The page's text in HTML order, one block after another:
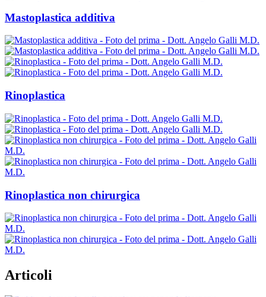
Mastoplastica additiva
Rinoplastica
Rinoplastica non chirurgica
Articoli